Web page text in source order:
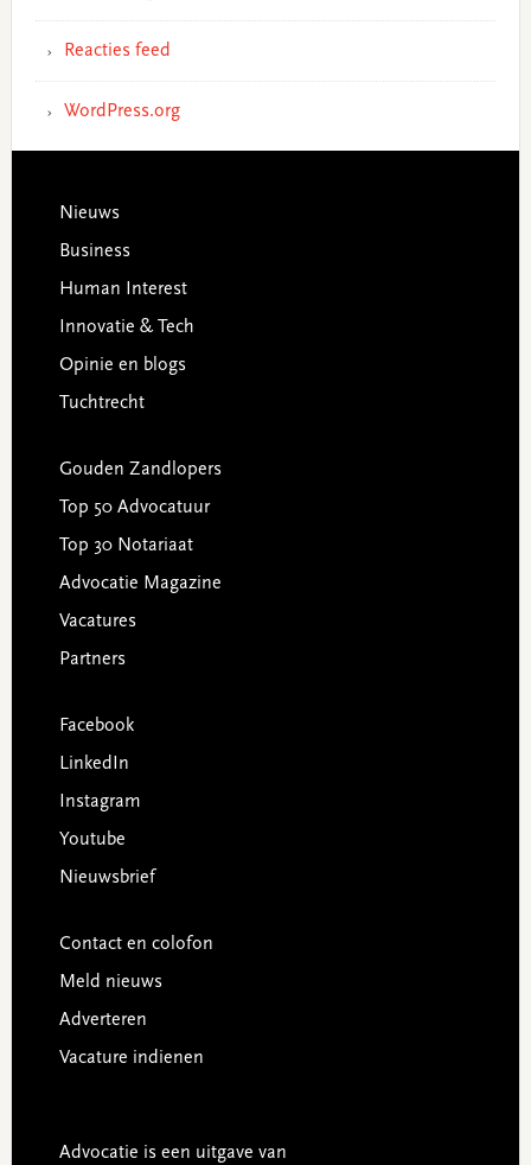
Reacties feed
WordPress.org
Footer
Nieuws
Business
Human Interest
Innovatie & Tech
Opinie en blogs
Tuchtrecht
Gouden Zandlopers
Top 50 Advocatuur
Top 30 Notariaat
Advocatie Magazine
Vacatures
Partners
Facebook
LinkedIn
Instagram
Youtube
Nieuwsbrief
Contact en colofon
Meld nieuws
Adverteren
Vacature indienen
Advocatie is een uitgave van